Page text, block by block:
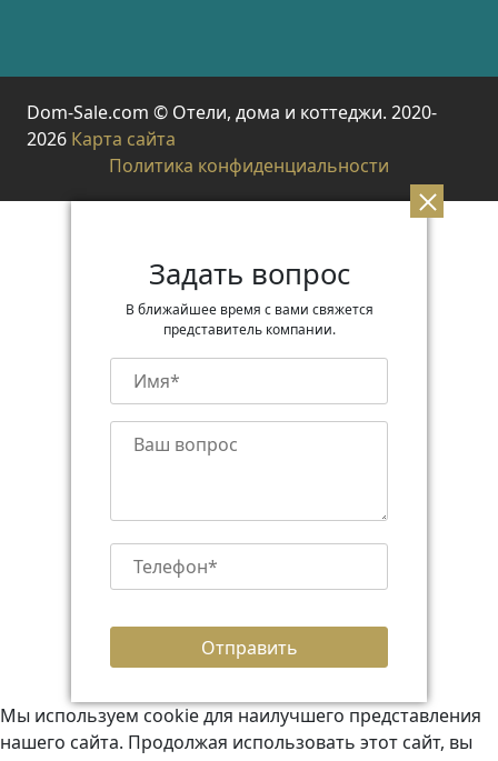
Dom-Sale.com © Отели, дома и коттеджи. 2020-
2026 Карта сайта
Политика конфиденциальности
Задать вопрос
В ближайшее время с вами свяжется
представитель компании.
Мы используем cookie для наилучшего представления
нашего сайта. Продолжая использовать этот сайт, вы